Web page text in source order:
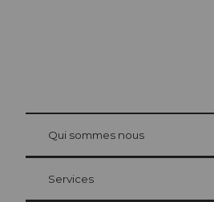
Carte d’hôte Lucerne
Vos avantages en tant qu'hôte pour la nuit
at Bre
Qui sommes nous
Services